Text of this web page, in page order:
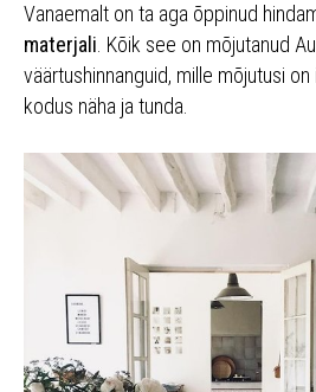
Vanaemalt on ta aga õppinud
materjali . Kõik see on mõjutanud
väärtushinnanguid, mille mõjutusi
kodus näha ja tunda.